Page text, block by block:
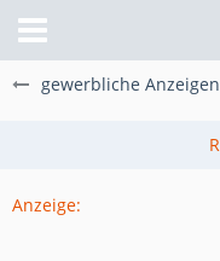
gewerbliche Anzeigen
Anzeige: